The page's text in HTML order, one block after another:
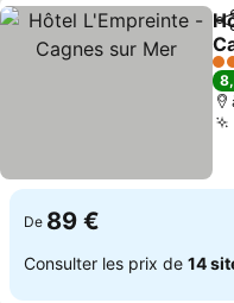
3
De 89 €
Consulter les prix de 14